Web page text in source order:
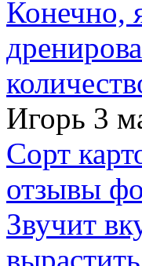
Конечно,
Игорь 3
Сорт
отзывы
Звучит